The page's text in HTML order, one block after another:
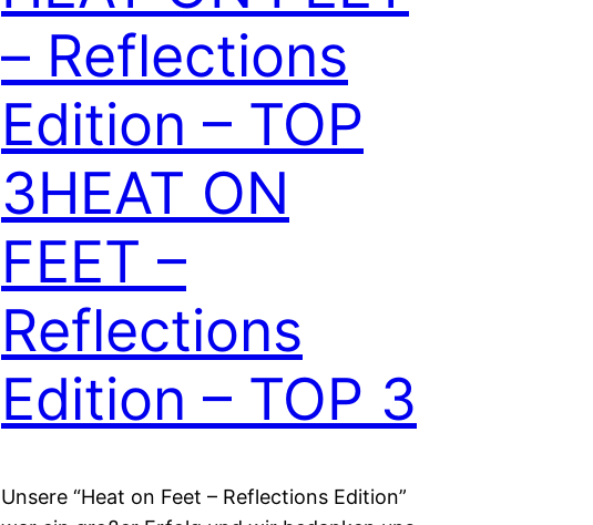
– Reflections
Edition – TOP
3HEAT ON
FEET –
Reflections
Edition – TOP 3
Unsere “Heat on Feet – Reflections Edition”